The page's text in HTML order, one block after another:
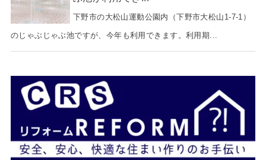
下野市の大松山運動公園内（下野市大松山1-7-1）
のじゃぶじゃぶ池ですが、今年も利用できます。利用期...